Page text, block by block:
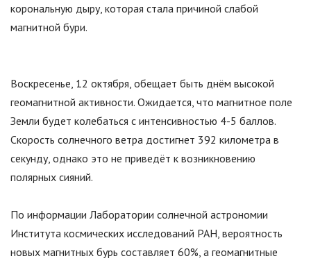
корональную дыру, которая стала причиной слабой
магнитной бури.
Воскресенье, 12 октября, обещает быть днём высокой
геомагнитной активности. Ожидается, что магнитное поле
Земли будет колебаться с интенсивностью 4-5 баллов.
Скорость солнечного ветра достигнет 392 километра в
секунду, однако это не приведёт к возникновению
полярных сияний.
По информации Лаборатории солнечной астрономии
Института космических исследований РАН, вероятность
новых магнитных бурь составляет 60%, а геомагнитные